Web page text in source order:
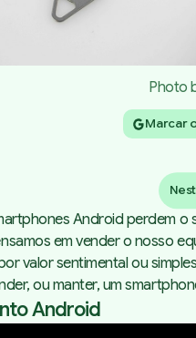
Photo
Marcar
Android perdem
em vender o nosso
valor sentimental ou
ou manter, um
Android